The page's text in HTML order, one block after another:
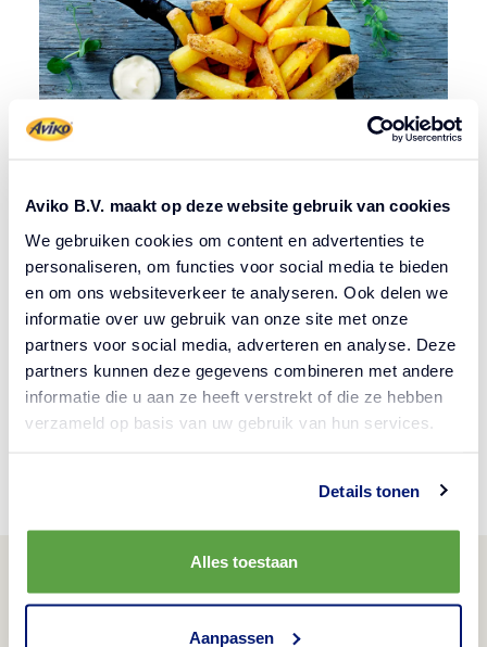
Aviko B.V. maakt op deze website gebruik van cookies
We gebruiken cookies om content en advertenties te
personaliseren, om functies voor social media te bieden
en om ons websiteverkeer te analyseren. Ook delen we
informatie over uw gebruik van onze site met onze
partners voor social media, adverteren en analyse. Deze
partners kunnen deze gegevens combineren met andere
informatie die u aan ze heeft verstrekt of die ze hebben
verzameld op basis van uw gebruik van hun services.
Details tonen
Alles toestaan
Aanpassen
Mnóstwo do wyboru!
Nie bez powodu jesteś w House of Fries! Jest tu w czym
wybierać. Mamy bardzo wiele opcji frytek zarówno
mrożonych, jak i schłodzonych. Śmiało pytaj nas o pomoc w
wyborze lub skorzystaj z narzędzia Fries MatchMaker, aby
Ulubione frytki mrożone